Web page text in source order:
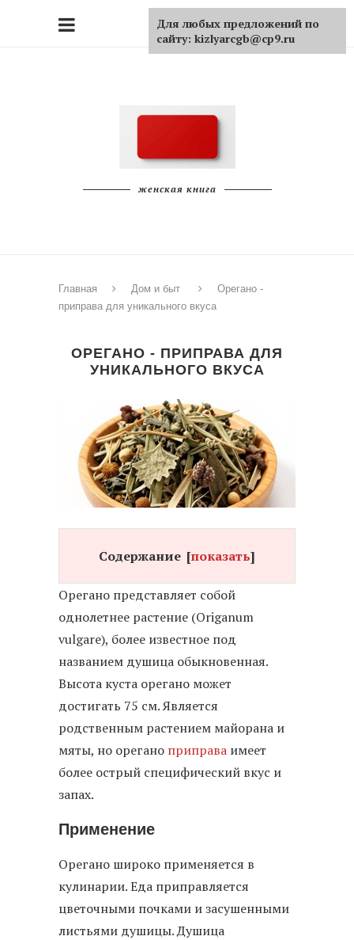
женская книга
Главная Дом и быт
Орегано -
приправа для уникального вкуса
ОРЕГАНО - ПРИПРАВА ДЛЯ
УНИКАЛЬНОГО ВКУСА
Содержание [показать]
Орегано представляет собой
однолетнее растение (Origanum
vulgare), более известное под
названием душица обыкновенная.
Высота куста орегано может
достигать 75 см. Является
родственным растением майорана и
мяты, но орегано приправа имеет
более острый специфический вкус и
запах.
Применение
Орегано широко применяется в
кулинарии. Еда приправляется
цветочными почками и засушенными
листьями душицы. Душица
Для любых предложений по
сайту: kizlyarcgb@cp9.ru